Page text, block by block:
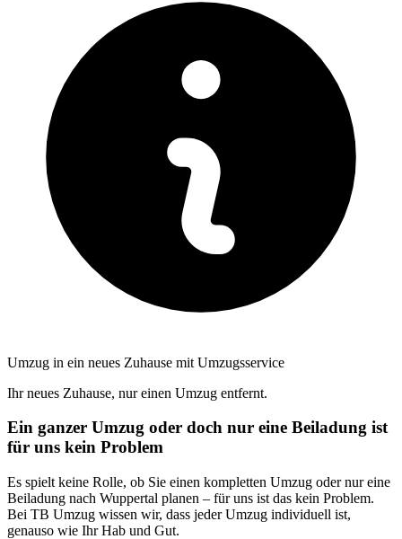
Umzug in ein neues Zuhause mit Umzugsservice
Ihr neues Zuhause, nur einen Umzug entfernt.
Ein ganzer Umzug oder doch nur eine Beiladung ist
für uns kein Problem
Es spielt keine Rolle, ob Sie einen kompletten Umzug oder nur eine
Beiladung nach Wuppertal planen – für uns ist das kein Problem.
Bei TB Umzug wissen wir, dass jeder Umzug individuell ist,
genauso wie Ihr Hab und Gut.